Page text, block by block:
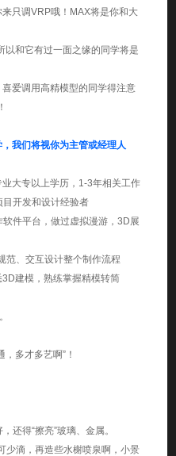
只调VRP哦！MAX将是你和大
以和它有过一面之缘的同学将是
爱调用高精模型的同学得注意
我们将视你为主管或经理人
大专以上学历，1-3年相关工作
开发和设计经验者
件平台，做过虚拟漫游，3D展
范、交互设计整个制作流程
建模，熟练掌握精模转简
多才多艺啊”！
还得“擦亮”玻璃、金属。
少滴，再造些水榭喷泉啊，小景